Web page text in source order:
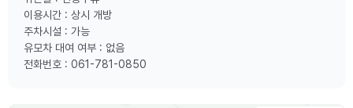
이용시간 : 상시 개방
주차시설 : 가능
유모차 대여 여부 : 없음
전화번호 : 061-781-0850